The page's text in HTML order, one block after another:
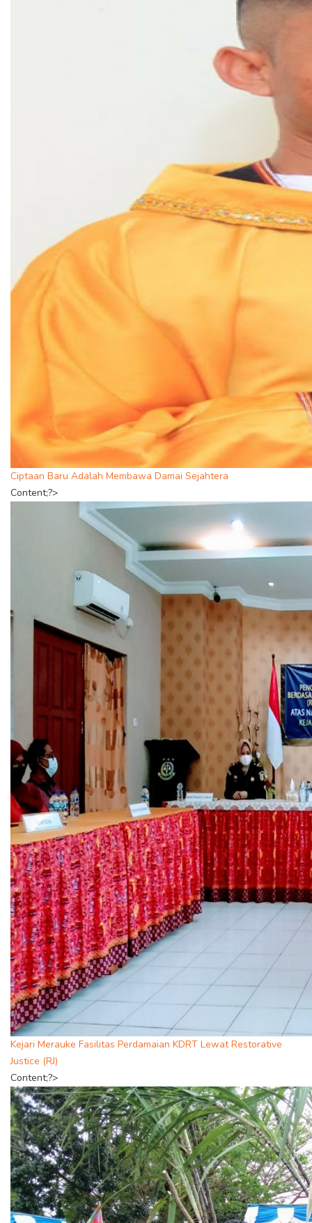
Ciptaan Baru Adalah Membawa Damai Sejahtera
Content;?>
Kejari Merauke Fasilitas Perdamaian KDRT Lewat Restorative
Justice (RJ)
Content;?>